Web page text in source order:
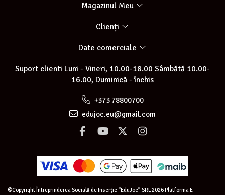
Magazinul Meu
Clienți
Date comerciale
Suport clienti Luni - Vineri, 10.00-18.00 Sâmbătă 10.00-
16.00, Duminică - închis
+373 78800700
edujoc.eu@gmail.com
©Copyright Întreprinderea Socială de Inserție “EduJoc” SRL 2026Platforma E-